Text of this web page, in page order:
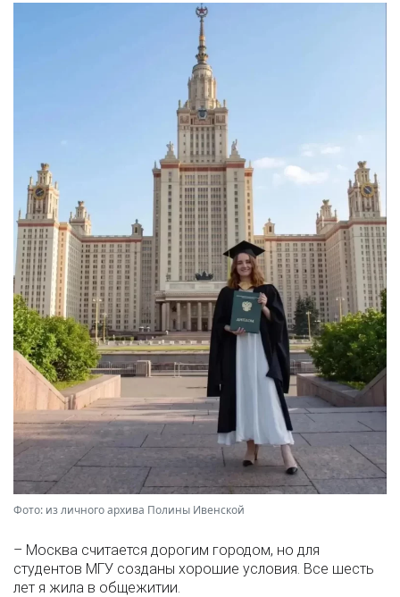
Фото: из личного архива Полины Ивенской
– Москва считается дорогим городом, но для
студентов МГУ созданы хорошие условия. Все шесть
лет я жила в общежитии.